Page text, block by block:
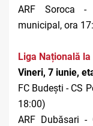
ARF Soroca -
municipal, ora
Liga Națională
Vineri, 7 iunie,
FC Budești - CS
18:00)
ARF Dubăsari -